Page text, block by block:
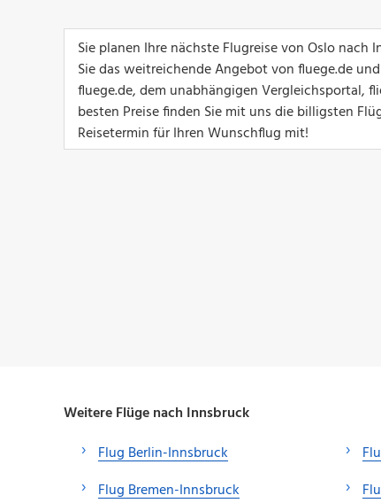
Sie planen Ihre nächste Flugreise von Oslo
Sie das weitreichende Angebot von fluege.de
fluege.de, dem unabhängigen Vergleichsportal,
besten Preise finden Sie mit uns die billigsten
Reisetermin für Ihren Wunschflug mit!
Weitere Flüge nach Innsbruck
Flug Berlin-Innsbruck
Flug Bremen-Innsbruck